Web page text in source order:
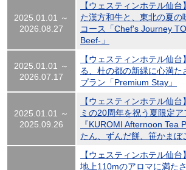
2025.01.01 ～
2026.08.27
【ウェスティンホテル仙
た漢方和牛と、東北の夏の
コース「Chef's Journey
Beef-」
2025.01.01 ～
2026.07.17
【ウェスティンホテル仙
る、杜の都の新緑に心満た
プラン「Premium Stay」
2025.01.01 ～
2025.09.26
【ウェスティンホテル仙
ミの20周年を祝う夏限定
『KUROMI Afternoon Tea
たん、ずんだ餅、笹かまぼ
【ウェスティンホテル仙
地上110mのアロマに満た